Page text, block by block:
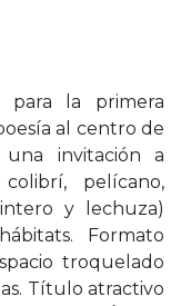
la primera
al centro de
una invitación a
pelícano,
y lechuza)
Formato
troquelado
Título atractivo